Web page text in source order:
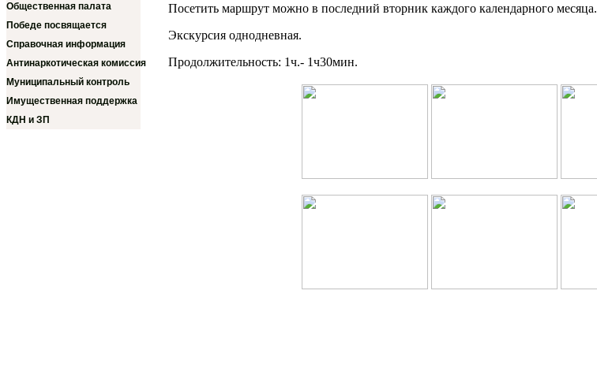
Общественная палата
Победе посвящается
Справочная информация
Антинаркотическая комиссия
Муниципальный контроль
Имущественная поддержка
КДН и ЗП
Посетить маршрут можно в последний вторник каждого календарного месяца.
Экскурсия однодневная.
Продолжительность: 1ч.- 1ч30мин.